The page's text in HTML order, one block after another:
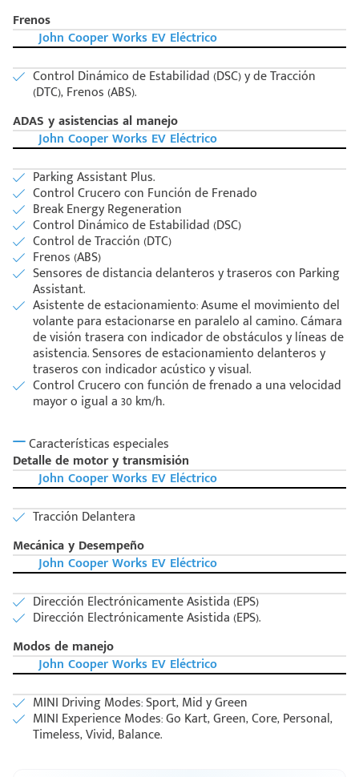
Frenos
John Cooper Works EV Eléctrico
Control Dinámico de Estabilidad (DSC) y de Tracción
(DTC), Frenos (ABS).
ADAS y asistencias al manejo
John Cooper Works EV Eléctrico
Parking Assistant Plus.
Control Crucero con Función de Frenado
Break Energy Regeneration
Control Dinámico de Estabilidad (DSC)
Control de Tracción (DTC)
Frenos (ABS)
Sensores de distancia delanteros y traseros con Parking
Assistant.
Asistente de estacionamiento: Asume el movimiento del
volante para estacionarse en paralelo al camino. Cámara
de visión trasera con indicador de obstáculos y líneas de
asistencia. Sensores de estacionamiento delanteros y
traseros con indicador acústico y visual.
Control Crucero con función de frenado a una velocidad
mayor o igual a 30 km/h.
Características especiales
Detalle de motor y transmisión
John Cooper Works EV Eléctrico
Tracción Delantera
Mecánica y Desempeño
John Cooper Works EV Eléctrico
Dirección Electrónicamente Asistida (EPS)
Dirección Electrónicamente Asistida (EPS).
Modos de manejo
John Cooper Works EV Eléctrico
MINI Driving Modes: Sport, Mid y Green
MINI Experience Modes: Go Kart, Green, Core, Personal,
Timeless, Vivid, Balance.